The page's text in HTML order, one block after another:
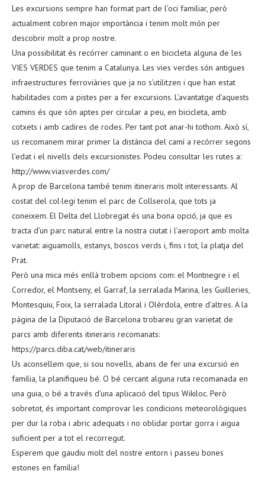
Les excursions sempre han format part de l’oci familiar, però
actualment cobren major importància i tenim molt món per
descobrir molt a prop nostre.
Una possibilitat és recórrer caminant o en bicicleta alguna de les
VIES VERDES que tenim a Catalunya. Les vies verdes són antigues
infraestructures ferroviàries que ja no s’utilitzen i que han estat
habilitades com a pistes per a fer excursions. L’avantatge d’aquests
camins és que són aptes per circular a peu, en bicicleta, amb
cotxets i amb cadires de rodes. Per tant pot anar-hi tothom. Això sí,
us recomanem mirar primer la distància del camí a recórrer segons
l’edat i el nivells dels excursionistes. Podeu consultar les rutes a:
http://www.viasverdes.com/
A prop de Barcelona també tenim itineraris molt interessants. Al
costat del col·legi tenim el parc de Collserola, que tots ja
coneixem. El Delta del Llobregat és una bona opció, ja que es
tracta d’un parc natural entre la nostra ciutat i l’aeroport amb molta
varietat: aiguamolls, estanys, boscos verds i, fins i tot, la platja del
Prat.
Però una mica més enllà trobem opcions com: el Montnegre i el
Corredor, el Montseny, el Garraf, la serralada Marina, les Guilleries,
Montesquiu, Foix, la serralada Litoral i Olèrdola, entre d’altres. A la
pàgina de la Diputació de Barcelona trobareu gran varietat de
parcs amb diferents itineraris recomanats:
https://parcs.diba.cat/web/itineraris
Us aconsellem que, si sou novells, abans de fer una excursió en
família, la planifiqueu bé. O bé cercant alguna ruta recomanada en
una guia, o bé a través d’una aplicació del tipus Wikiloc. Però
sobretot, és important comprovar les condicions meteorològiques
per dur la roba i abric adequats i no oblidar portar gorra i aigua
suficient per a tot el recorregut.
Esperem que gaudiu molt del nostre entorn i passeu bones
estones en família!